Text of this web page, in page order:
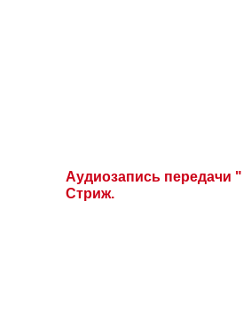
Аудиозапись передачи
Стриж.